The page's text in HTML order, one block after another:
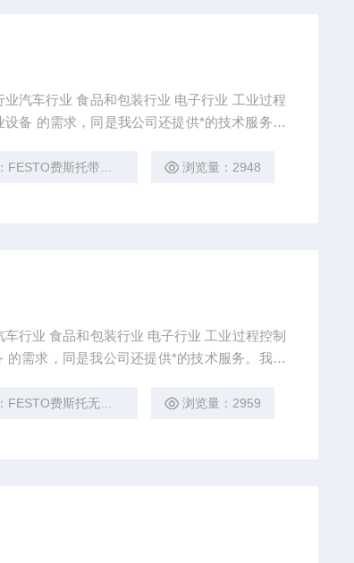
汽车行业 食品和包装行业 电子行业 工业过程
服务。
费斯托带活塞杆气缸 浏览量：2948
行业 食品和包装行业 电子行业 工业过程控制
费斯托无杆气缸 浏览量：2959